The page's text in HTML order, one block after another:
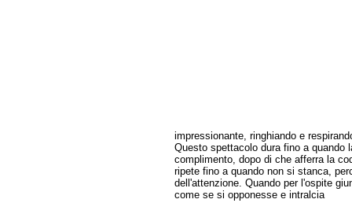
impressionante, ringhiando e
Questo spettacolo dura fino a quando
complimento, dopo di che afferra la
ripete fino a quando non si stanca,
dell'attenzione. Quando per l'ospite
come se si opponesse e intralcia